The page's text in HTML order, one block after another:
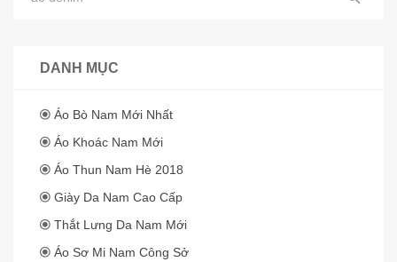
DANH MỤC
Áo Bò Nam Mới Nhất
Áo Khoác Nam Mới
Áo Thun Nam Hè 2018
Giày Da Nam Cao Cấp
Thắt Lưng Da Nam Mới
Áo Sơ Mi Nam Công Sở